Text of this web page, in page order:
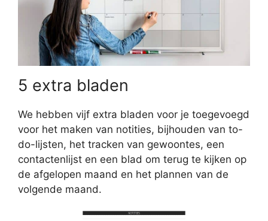
5 extra bladen
We hebben vijf extra bladen voor je toegevoegd
voor het maken van notities, bijhouden van to-
do-lijsten, het tracken van gewoontes, een
contactenlijst en een blad om terug te kijken op
de afgelopen maand en het plannen van de
volgende maand.